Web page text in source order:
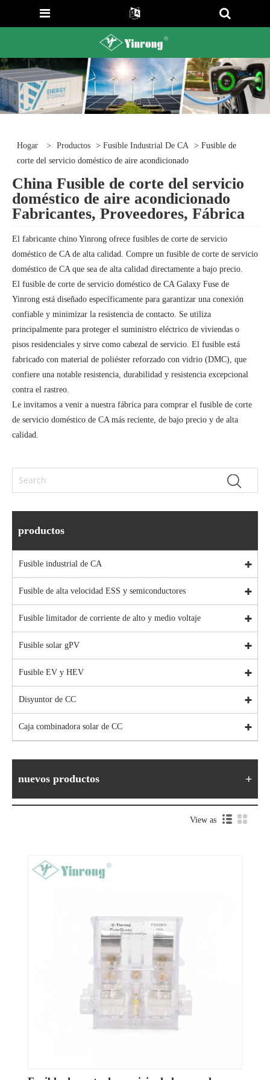
Hogar > Productos >Fusible Industrial De CA > Fusible de
corte del servicio doméstico de aire acondicionado
China Fusible de corte del servicio
doméstico de aire acondicionado
Fabricantes, Proveedores, Fábrica
El fabricante chino Yinrong ofrece fusibles de corte de servicio
doméstico de CA de alta calidad. Compre un fusible de corte de servicio
doméstico de CA que sea de alta calidad directamente a bajo precio.
El fusible de corte de servicio doméstico de CA Galaxy Fuse de
Yinrong está diseñado específicamente para garantizar una conexión
confiable y minimizar la resistencia de contacto. Se utiliza
principalmente para proteger el suministro eléctrico de viviendas o
pisos residenciales y sirve como cabezal de servicio. El fusible está
fabricado con material de poliéster reforzado con vidrio (DMC), que
confiere una notable resistencia, durabilidad y resistencia excepcional
contra el rastreo.
Le invitamos a venir a nuestra fábrica para comprar el fusible de corte
de servicio doméstico de CA más reciente, de bajo precio y de alta
calidad.
productos
Fusible industrial de CA
Fusible de alta velocidad ESS y semiconductores
Fusible limitador de corriente de alto y medio voltaje
Fusible solar gPV
Fusible EV y HEV
Disyuntor de CC
Caja combinadora solar de CC
nuevos productos
View as